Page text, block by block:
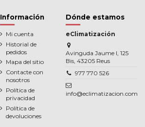
Información
Mi cuenta
Historial de
pedidos
Mapa del sitio
Contacte con
nosotros
Política de
privacidad
Política de
devoluciones
Dónde estamos
eClimatización
Avinguda Jaume I, 125
Bis, 43205 Reus
977 770 526
info@eclimatizacion.com